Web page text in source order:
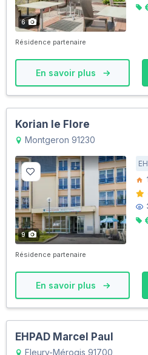
6
Résidence partenaire
En savoir plus
Korian le Flore
Montgeron 91230
9
Résidence partenaire
En savoir plus
EHPAD Marcel Paul
Fleury-Mérogis 91700